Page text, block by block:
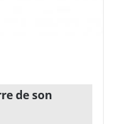
de son